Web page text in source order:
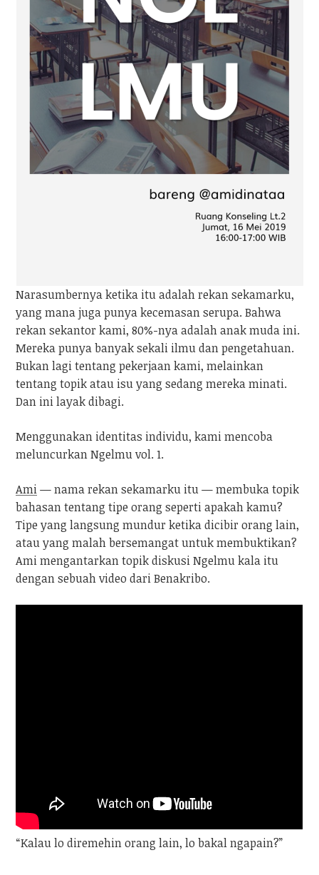
Narasumbernya ketika itu adalah rekan sekamarku,
yang mana juga punya kecemasan serupa. Bahwa
rekan sekantor kami, 80%-nya adalah anak muda ini.
Mereka punya banyak sekali ilmu dan pengetahuan.
Bukan lagi tentang pekerjaan kami, melainkan
tentang topik atau isu yang sedang mereka minati.
Dan ini layak dibagi.
Menggunakan identitas individu, kami mencoba
meluncurkan Ngelmu vol. 1.
Ami— nama rekan sekamarku itu — membuka topik
bahasan tentang tipe orang seperti apakah kamu?
Tipe yang langsung mundur ketika dicibir orang lain,
atau yang malah bersemangat untuk membuktikan?
Ami mengantarkan topik diskusi Ngelmu kala itu
dengan sebuah video dari Benakribo.
“Kalau lo diremehin orang lain, lo bakal ngapain?”